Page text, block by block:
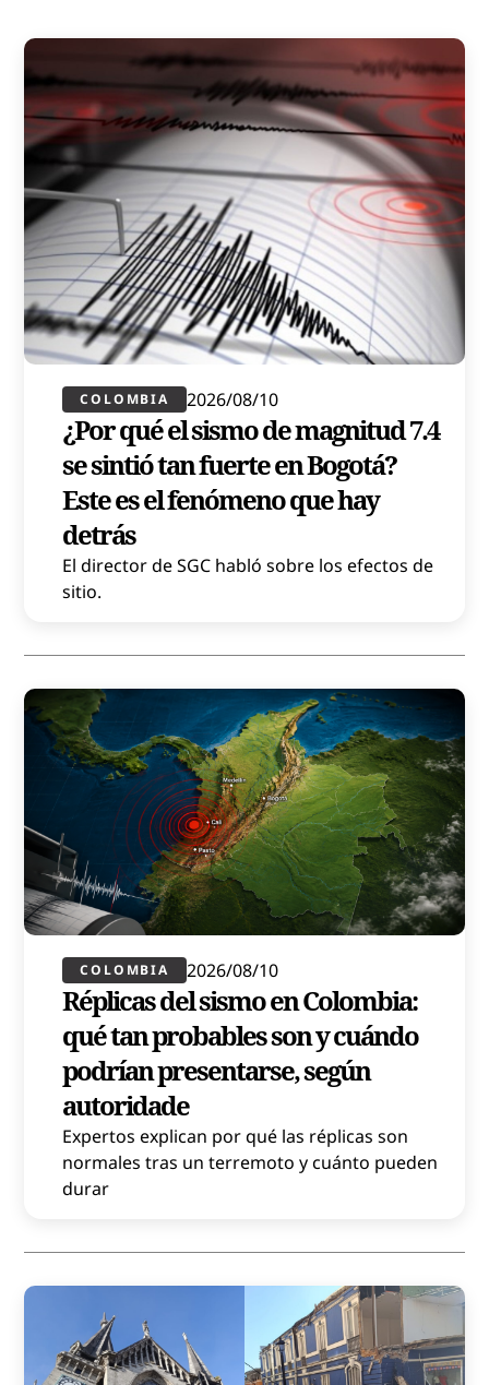
COLOMBIA 2026/08/10
¿Por qué el sismo de magnitud 7.4
se sintió tan fuerte en Bogotá?
Este es el fenómeno que hay
detrás
El director de SGC habló sobre los efectos de
sitio.
COLOMBIA 2026/08/10
Réplicas del sismo en Colombia:
qué tan probables son y cuándo
podrían presentarse, según
autoridade
Expertos explican por qué las réplicas son
normales tras un terremoto y cuánto pueden
durar